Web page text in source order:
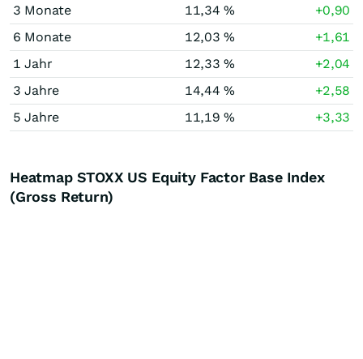
3 Monate
11,34 %
+0,90
6 Monate
12,03 %
+1,61
1 Jahr
12,33 %
+2,04
3 Jahre
14,44 %
+2,58
5 Jahre
11,19 % +3,33
Heatmap STOXX US Equity Factor Base Index
(Gross Return)